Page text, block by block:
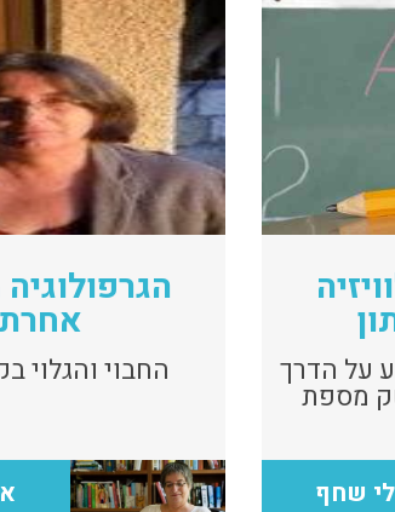
על הדרך
מספת
מרתון
שחף
הגרפולוגיה
אחרת
החבוי והגלוי